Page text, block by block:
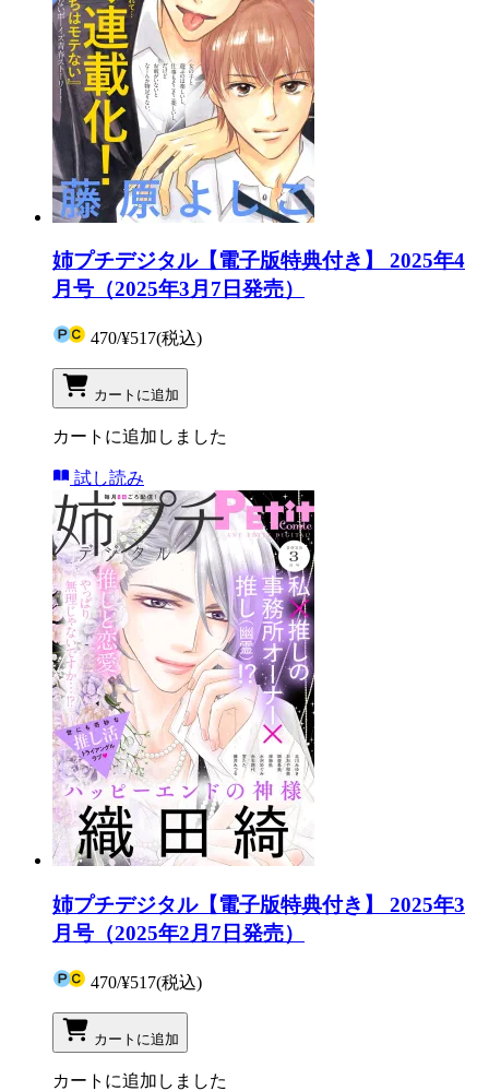
姉プチデジタル【電子版特典付き】 2025年4
月号（2025年3月7日発売）
470/¥517(税込)
カートに追加
カートに追加しました
試し読み
姉プチデジタル【電子版特典付き】 2025年3
月号（2025年2月7日発売）
470/¥517(税込)
カートに追加
カートに追加しました